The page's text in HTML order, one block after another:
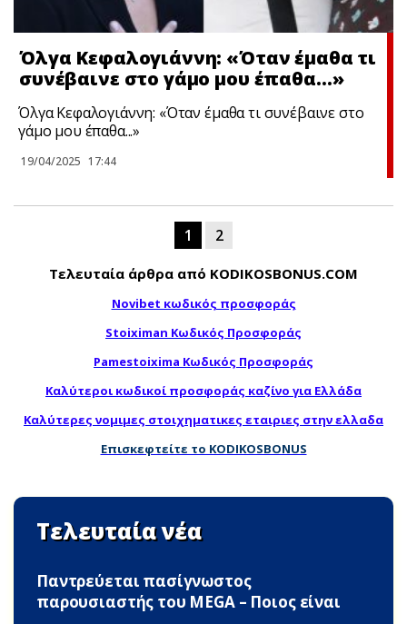
Όλγα Κεφαλογιάννη: «Όταν έμαθα τι
συνέβαινε στο γάμο μου έπαθα…»
Όλγα Κεφαλογιάννη: «Όταν έμαθα τι συνέβαινε στο
γάμο μου έπαθα...»
19/04/2025 17:44
1 2
Τελευταία άρθρα από KODIKOSBONUS.COM
Novibet κωδικός προσφοράς
Stoiximan Κωδικός Προσφοράς
Pamestoixima Κωδικός Προσφοράς
Καλύτεροι κωδικοί προσφοράς καζίνο για Ελλάδα
Καλύτερες νομιμες στοιχηματικες εταιριες στην ελλαδα
Επισκεφτείτε το KODIKOSBONUS
Τελευταία νέα
Παντρεύεται πασίγνωστος
παρουσιαστής του MEGA – Ποιος είναι